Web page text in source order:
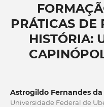
PRÁTICAS DE
HISTÓRIA:
Astrogildo Fernandes
Universidade Federal de